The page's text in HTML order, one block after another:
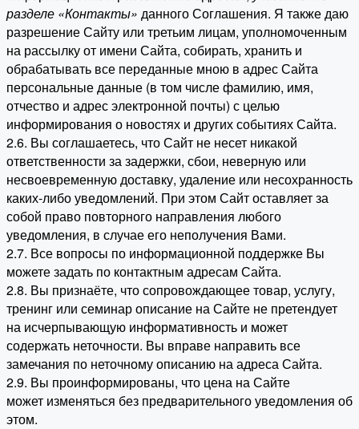
разделе «Контакты» данного Соглашения. Я также даю
разрешение Сайту или третьим лицам, уполномоченным
на рассылку от имени Сайта, собирать, хранить и
обрабатывать все переданные мною в адрес Сайта
персональные данные (в том числе фамилию, имя,
отчество и адрес электронной почты) с целью
информирования о новостях и других событиях Сайта.
2.6. Вы соглашаетесь, что Сайт не несет никакой
ответственности за задержки, сбои, неверную или
несвоевременную доставку, удаление или несохранность
каких-либо уведомлений. При этом Сайт оставляет за
собой право повторного направления любого
уведомления, в случае его неполучения Вами.
2.7. Все вопросы по информационной поддержке Вы
можете задать по контактным адресам Сайта.
2.8. Вы признаёте, что сопровождающее товар, услугу,
тренинг или семинар описание на Сайте не претендует
на исчерпывающую информативность и может
содержать неточности. Вы вправе направить все
замечания по неточному описанию на адреса Сайта.
2.9. Вы проинформированы, что цена на Сайте
может изменяться без предварительного уведомления об
этом.